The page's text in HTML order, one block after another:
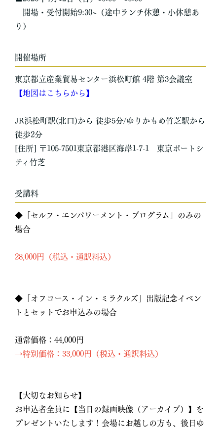
開場・受付開始9:30~（途中ランチ休憩・小休憩あ
り）
開催場所
東京都立産業貿易センター浜松町館 4階 第3会議室
【地図はこちらから】
JR浜松町駅(北口)から 徒歩5分/ゆりかもめ竹芝駅から
徒歩2分
[住所] 〒105-7501東京都港区海岸1-7-1 東京ポートシ
ティ竹芝
受講料
◆「セルフ・エンパワーメント・プログラム」のみの
場合
28,000円 （税込・通訳料込）
◆「オフコース・イン・ミラクルズ」出版記念イベン
トとセットでお申込みの場合
通常価格：44,000円
→特別価格：33,000円（税込・通訳料込）
【大切なお知らせ】
お申込者全員に【当日の録画映像（アーカイブ）】を
プレゼントいたします！会場にお越しの方も、後日ゆ